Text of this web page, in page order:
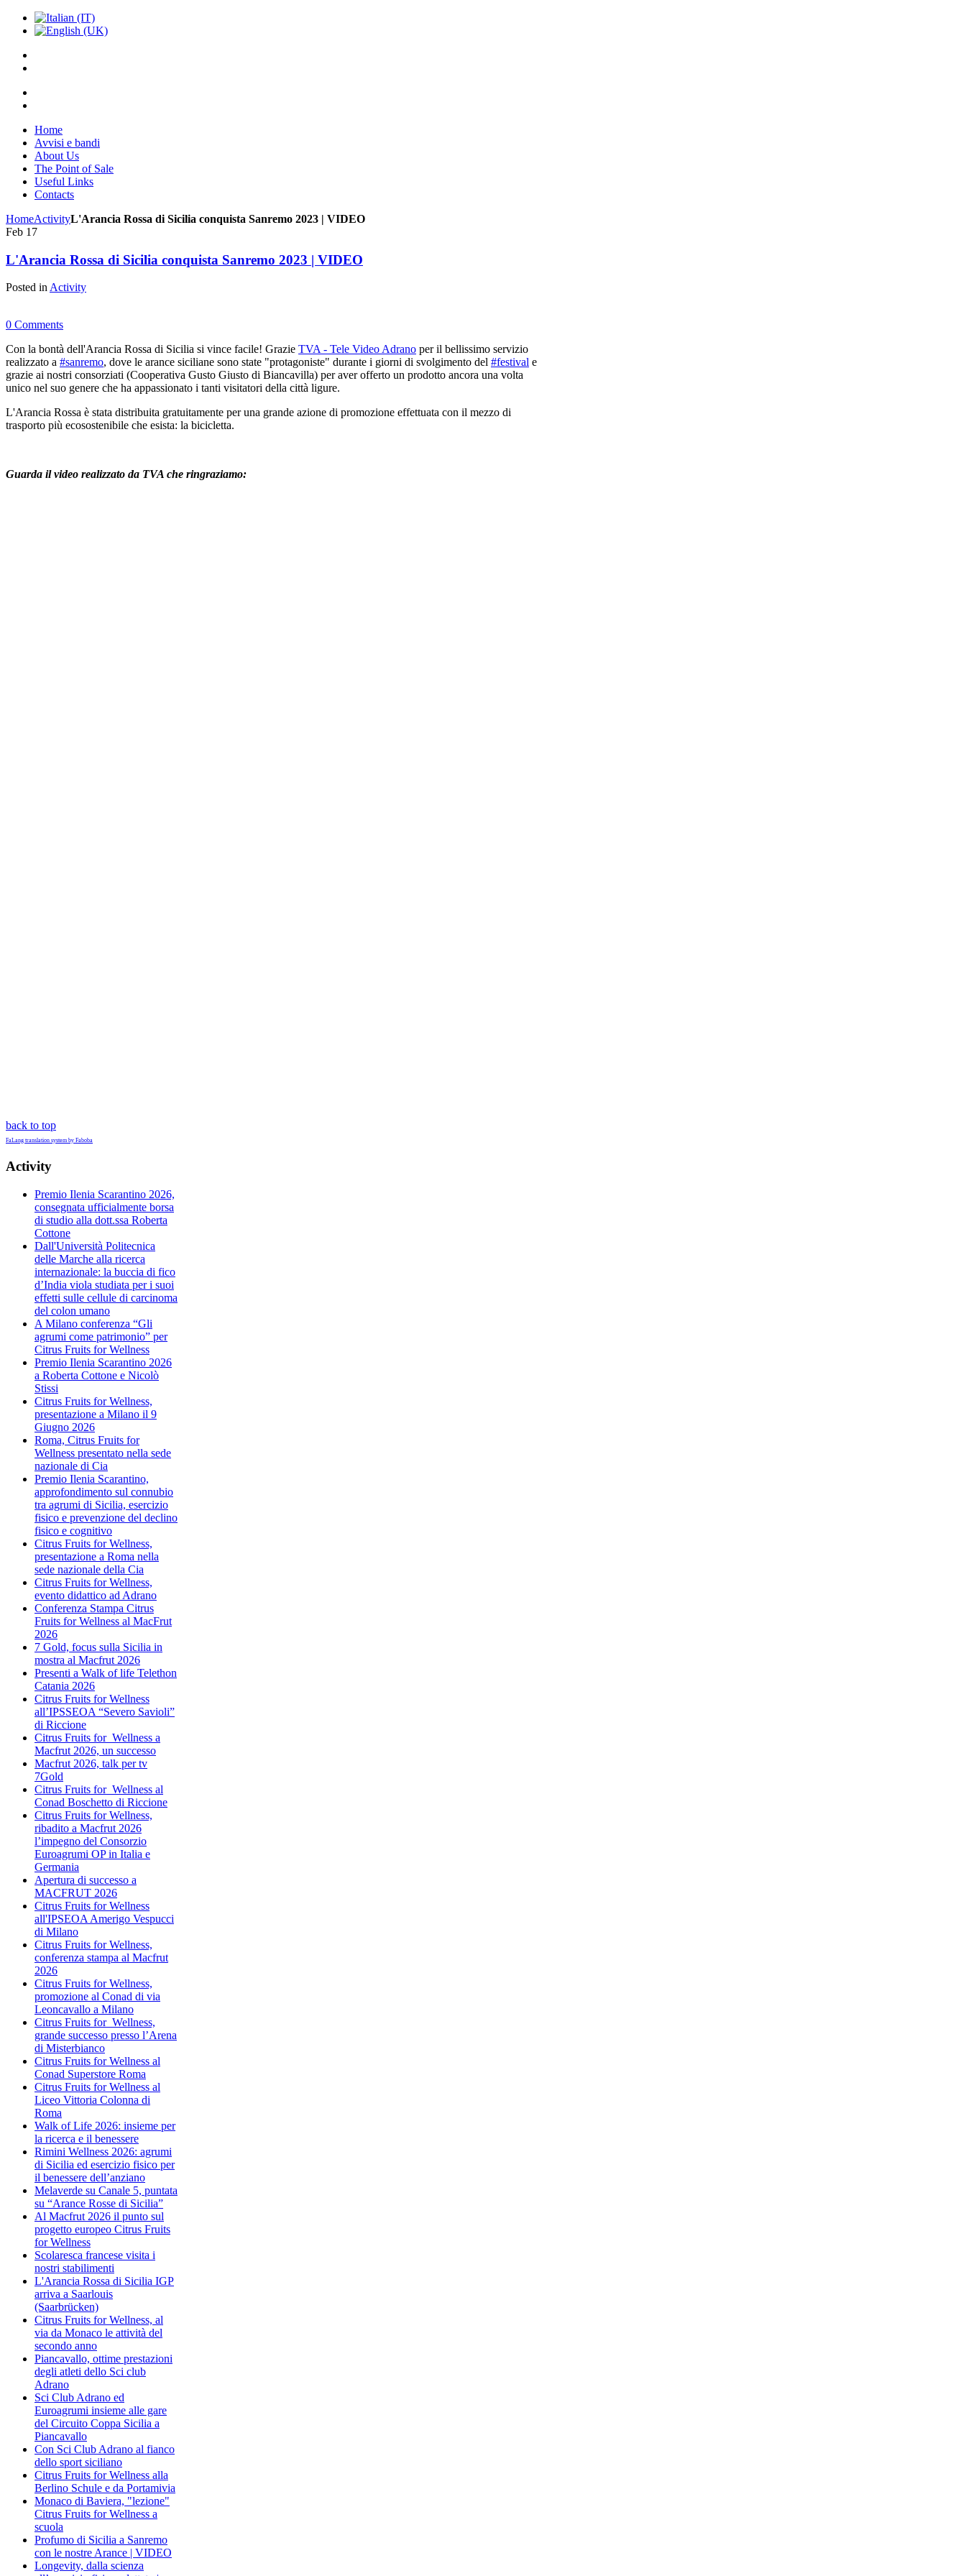
Home
Avvisi e bandi
About Us
The Point of Sale
Useful Links
Contacts
HomeActivityL'Arancia Rossa di Sicilia conquista Sanremo 2023 | VIDEO
Feb 17
L'Arancia Rossa di Sicilia conquista Sanremo 2023 | VIDEO
Posted inActivity
0 Comments
Con la bontà dell'Arancia Rossa di Sicilia si vince facile! Grazie TVA - Tele Video Adrano per il bellissimo servizio
realizzato a #sanremo, dove le arance siciliane sono state "protagoniste" durante i giorni di svolgimento del #festival e
grazie ai nostri consorziati (Cooperativa Gusto Giusto di Biancavilla) per aver offerto un prodotto ancora una volta
unico nel suo genere che ha appassionato i tanti visitatori della città ligure.
L'Arancia Rossa è stata distribuita gratuitamente per una grande azione di promozione effettuata con il mezzo di
trasporto più ecosostenibile che esista: la bicicletta.
Guarda il video realizzato da TVA che ringraziamo:
back to top
FaLang translation system by Faboba
Activity
Premio Ilenia Scarantino 2026,
consegnata ufficialmente borsa
di studio alla dott.ssa Roberta
Cottone
Dall'Università Politecnica
delle Marche alla ricerca
internazionale: la buccia di fico
d’India viola studiata per i suoi
effetti sulle cellule di carcinoma
del colon umano
A Milano conferenza “Gli
agrumi come patrimonio” per
Citrus Fruits for Wellness
Premio Ilenia Scarantino 2026
a Roberta Cottone e Nicolò
Stissi
Citrus Fruits for Wellness,
presentazione a Milano il 9
Giugno 2026
Roma, Citrus Fruits for
Wellness presentato nella sede
nazionale di Cia
Premio Ilenia Scarantino,
approfondimento sul connubio
tra agrumi di Sicilia, esercizio
fisico e prevenzione del declino
fisico e cognitivo
Citrus Fruits for Wellness,
presentazione a Roma nella
sede nazionale della Cia
Citrus Fruits for Wellness,
evento didattico ad Adrano
Conferenza Stampa Citrus
Fruits for Wellness al MacFrut
2026
7 Gold, focus sulla Sicilia in
mostra al Macfrut 2026
Presenti a Walk of life Telethon
Catania 2026
Citrus Fruits for Wellness
all’IPSSEOA “Severo Savioli”
di Riccione
Citrus Fruits for Wellness a
Macfrut 2026, un successo
Macfrut 2026, talk per tv
7Gold
Citrus Fruits for Wellness al
Conad Boschetto di Riccione
Citrus Fruits for Wellness,
ribadito a Macfrut 2026
l’impegno del Consorzio
Euroagrumi OP in Italia e
Germania
Apertura di successo a
MACFRUT 2026
Citrus Fruits for Wellness
all'IPSEOA Amerigo Vespucci
di Milano
Citrus Fruits for Wellness,
conferenza stampa al Macfrut
2026
Citrus Fruits for Wellness,
promozione al Conad di via
Leoncavallo a Milano
Citrus Fruits for Wellness,
grande successo presso l’Arena
di Misterbianco
Citrus Fruits for Wellness al
Conad Superstore Roma
Citrus Fruits for Wellness al
Liceo Vittoria Colonna di
Roma
Walk of Life 2026: insieme per
la ricerca e il benessere
Rimini Wellness 2026: agrumi
di Sicilia ed esercizio fisico per
il benessere dell’anziano
Melaverde su Canale 5, puntata
su “Arance Rosse di Sicilia”
Al Macfrut 2026 il punto sul
progetto europeo Citrus Fruits
for Wellness
Scolaresca francese visita i
nostri stabilimenti
L'Arancia Rossa di Sicilia IGP
arriva a Saarlouis
(Saarbrücken)
Citrus Fruits for Wellness, al
via da Monaco le attività del
secondo anno
Piancavallo, ottime prestazioni
degli atleti dello Sci club
Adrano
Sci Club Adrano ed
Euroagrumi insieme alle gare
del Circuito Coppa Sicilia a
Piancavallo
Con Sci Club Adrano al fianco
dello sport siciliano
Citrus Fruits for Wellness alla
Berlino Schule e da Portamivia
Monaco di Baviera, "lezione"
Citrus Fruits for Wellness a
scuola
Profumo di Sicilia a Sanremo
con le nostre Arance | VIDEO
Longevity, dalla scienza